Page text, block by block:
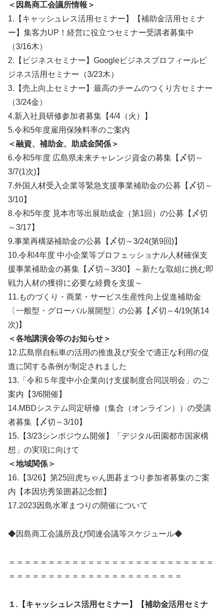
＜因島商工会議所情報＞
1.【キャッシュレス活用セミナー】【補助金活用セミナ
ー】集客力UP！経営に役立つセミナー受講者募集中
（3/16木）
2.【ビジネスセミナー】Googleビジネスプロフィールビ
ジネス活用セミナー（3/23木）
3.【売上向上セミナー】最高のチームのつくり方セミナー
（3/24金）
4.新入社員研修参加者募集【4/4（火）】
5.令和5年度雇用保険料率のご案内
＜融資、補助金、助成金関係＞
6.令和5年度 広島県未来チャレンジ資金の募集【〆切～
3/7(1次)】
7.外国人材受入企業等緊急支援事業補助金の公募【〆切～
3/10】
8.令和5年度 見本市等出展助成金（第1回）の公募【〆切
～3/17】
9.事業再構築補助金の公募【〆切～3/24(第9回)】
10.令和4年度 中小企業等プロフェッショナル人材確保支
援事業補助金の募集【〆切～3/30】～新たな取組に挑む即
戦力人材の獲得に必要な経費を支援～
11.ものづくり・商業・サービス生産性向上促進補助金
〔一般型・グローバル展開型〕の公募【〆切～4/19(第14
次)】
＜各地講演会等のお知らせ＞
12.広島県自転車の活用の推進及び安全で適正な利用の促
進に関する条例が制定されました
13.「令和５年度中小企業向け支援制度合同説明会」のご
案内【3/6開催】
14.MBDシステム同定研修（集合（オンライン））の受講
者募集【〆切～3/10】
15.【3/23シンポジウム開催】「デジタル田園都市国家構
想」の実現に向けて
＜地域関係＞
16.【3/26】第25回虎ちゃん囲碁まつり参加者募集のご案
内【本因坊秀策囲碁記念館】
17.2023因島水軍まつりの開催について
◆因島商工会議所及び関連会議等スケジュール◆
＝＝＝＝＝＝＝＝＝＝＝＝＝＝＝＝＝＝＝＝＝＝＝＝＝＝
＝＝＝＝＝＝＝＝＝＝＝＝＝＝＝＝＝＝＝＝＝＝
１.【キャッシュレス活用セミナー】【補助金活用セミナ